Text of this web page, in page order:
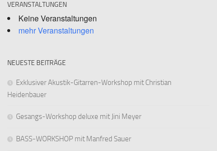
VERANSTALTUNGEN
Keine Veranstaltungen
mehr Veranstaltungen
NEUESTE BEITRÄGE
Exklusiver Akustik-Gitarren-Workshop mit Christian
Heidenbauer
Gesangs-Workshop deluxe mit Jini Meyer
BASS-WORKSHOP mit Manfred Sauer